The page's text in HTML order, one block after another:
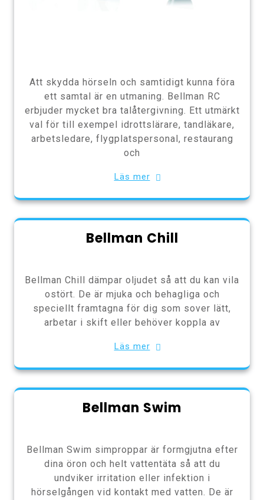
Att skydda hörseln och samtidigt kunna föra
ett samtal är en utmaning. Bellman RC
erbjuder mycket bra talåtergivning. Ett utmärkt
val för till exempel idrottslärare, tandläkare,
arbetsledare, flygplatspersonal, restaurang
och
Läs mer
Bellman Chill
Bellman Chill dämpar oljudet så att du kan vila
ostört. De är mjuka och behagliga och
speciellt framtagna för dig som sover lätt,
arbetar i skift eller behöver koppla av
Läs mer
Bellman Swim
Bellman Swim simproppar är formgjutna efter
dina öron och helt vattentäta så att du
undviker irritation eller infektion i
hörselgången vid kontakt med vatten. De är